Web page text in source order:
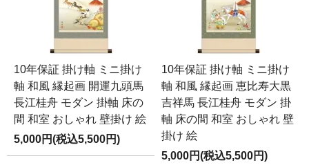
10年保証 掛け軸 ミニ掛け
軸 和風 縁起画 開運九頭馬
長江桂舟 モダン 掛軸 床の
間 和室 おしゃれ 壁掛け 絵
5,000円(税込5,500円)
10年保証 掛け軸 ミニ掛け
軸 和風 縁起画 恵比寿大黒
吉祥馬 長江桂舟 モダン 掛
軸 床の間 和室 おしゃれ 壁
掛け 絵
5,000円(税込5,500円)